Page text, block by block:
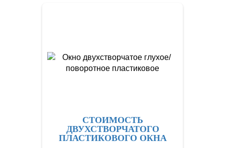
СТОИМОСТЬ
ДВУХСТВОРЧАТОГО
ПЛАСТИКОВОГО ОКНА